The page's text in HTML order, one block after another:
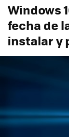
Windows
fecha de
instalar y